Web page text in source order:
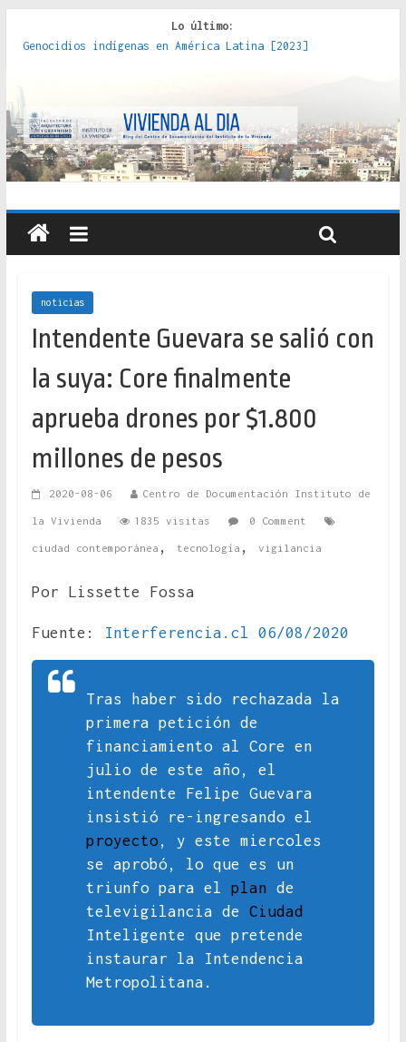
Lo último:
Genocidios indígenas en América Latina [2023]
políticas, prácticas y representaciones [2022]
crítica de las fronteras latinoamericanas [2020]
Criterios técnicos para una vivienda adecuada [2019]
Red de consultorios de la Caja del Seguro Obrero en
Santiago : un patrimonio emblemático [2014]
noticias
Intendente Guevara se salió con
la suya: Core finalmente
aprueba drones por $1.800
millones de pesos
2020-08-06 Centro de Documentación Instituto de
la Vivienda 1835 visitas 0 Comment
ciudad contemporánea , tecnología , vigilancia
Por Lissette Fossa
Fuente: Interferencia.cl 06/08/2020
Tras haber sido rechazada la
primera petición de
financiamiento al Core en
julio de este año, el
intendente Felipe Guevara
insistió re-ingresando el
proyecto , y este miercoles
se aprobó, lo que es un
triunfo para el plan de
televigilancia de Ciudad
Inteligente que pretende
instaurar la Intendencia
Metropolitana.